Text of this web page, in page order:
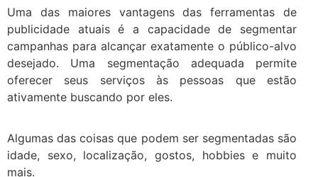
Uma das maiores vantagens das ferramentas de
publicidade atuais é a capacidade de segmentar
campanhas para alcançar exatamente o público-alvo
desejado. Uma segmentação adequada permite
oferecer seus serviços às pessoas que estão
ativamente buscando por eles.
Algumas das coisas que podem ser segmentadas são
idade, sexo, localização, gostos, hobbies e muito
mais.